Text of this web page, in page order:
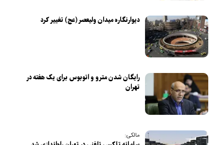
دیوارنگاره میدان ولیعصر (عج) تغییر کرد
رایگان شدن مترو و اتوبوس برای یک هفته در
تهران
مالکی: